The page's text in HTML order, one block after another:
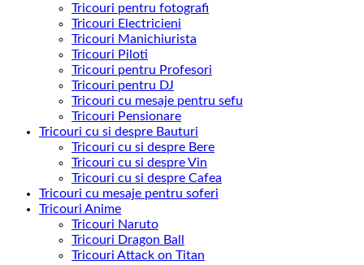
Tricouri pentru fotografi
Tricouri Electricieni
Tricouri Manichiurista
Tricouri Piloti
Tricouri pentru Profesori
Tricouri pentru DJ
Tricouri cu mesaje pentru sefu
Tricouri Pensionare
Tricouri cu si despre Bauturi
Tricouri cu si despre Bere
Tricouri cu si despre Vin
Tricouri cu si despre Cafea
Tricouri cu mesaje pentru soferi
Tricouri Anime
Tricouri Naruto
Tricouri Dragon Ball
Tricouri Attack on Titan